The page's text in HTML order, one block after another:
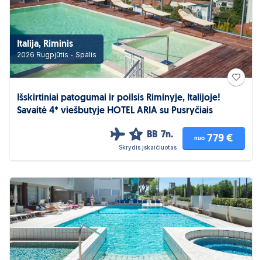
Italija, Riminis
2026 Rugpjūtis - Spalis
Išskirtiniai patogumai ir poilsis Riminyje, Italijoje!
Savaitė 4* viešbutyje HOTEL ARIA su Pusryčiais
4 BB 7n.
Skrydis įskaičiuotas
nuo 779 €